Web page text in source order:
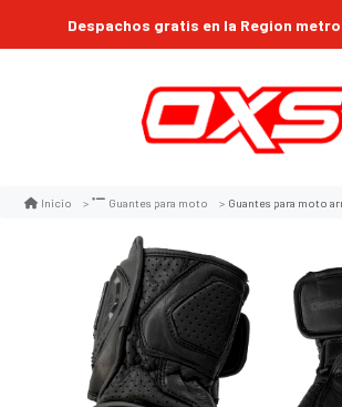
Despachos gratis en la Region
Inicio Guantes para moto Guantes para moto armad